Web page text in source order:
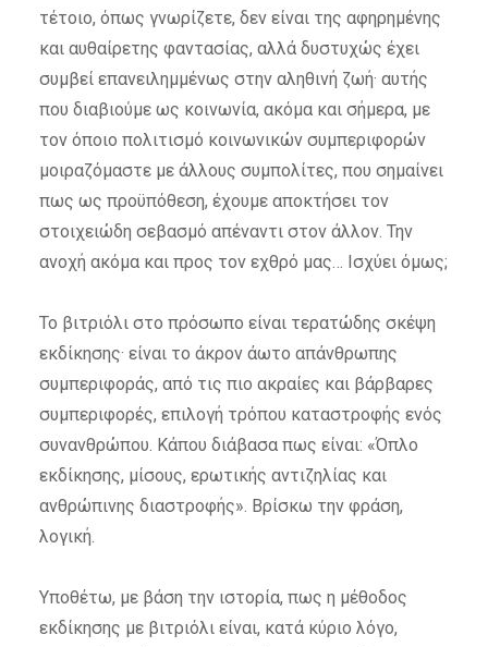
τέτοιο, όπως γνωρίζετε, δεν είναι της αφηρημένης
και αυθαίρετης φαντασίας, αλλά δυστυχώς έχει
συμβεί επανειλημμένως στην αληθινή ζωή· αυτής
που διαβιούμε ως κοινωνία, ακόμα και σήμερα, με
τον όποιο πολιτισμό κοινωνικών συμπεριφορών
μοιραζόμαστε με άλλους συμπολίτες, που σημαίνει
πως ως προϋπόθεση, έχουμε αποκτήσει τον
στοιχειώδη σεβασμό απέναντι στον άλλον. Την
ανοχή ακόμα και προς τον εχθρό μας… Ισχύει όμως;
Το βιτριόλι στο πρόσωπο είναι τερατώδης σκέψη
εκδίκησης· είναι το άκρον άωτο απάνθρωπης
συμπεριφοράς, από τις πιο ακραίες και βάρβαρες
συμπεριφορές, επιλογή τρόπου καταστροφής ενός
συνανθρώπου. Κάπου διάβασα πως είναι: «Όπλο
εκδίκησης, μίσους, ερωτικής αντιζηλίας και
ανθρώπινης διαστροφής». Βρίσκω την φράση,
λογική.
Υποθέτω, με βάση την ιστορία, πως η μέθοδος
εκδίκησης με βιτριόλι είναι, κατά κύριο λόγο,